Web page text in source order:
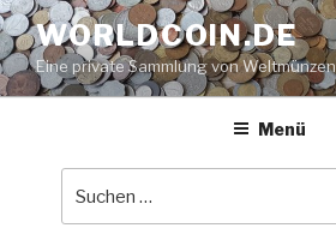
Zum
Inhalt
springen
WORLDCOIN.DE
Eine private Sammlung von Weltmünzen
Menü